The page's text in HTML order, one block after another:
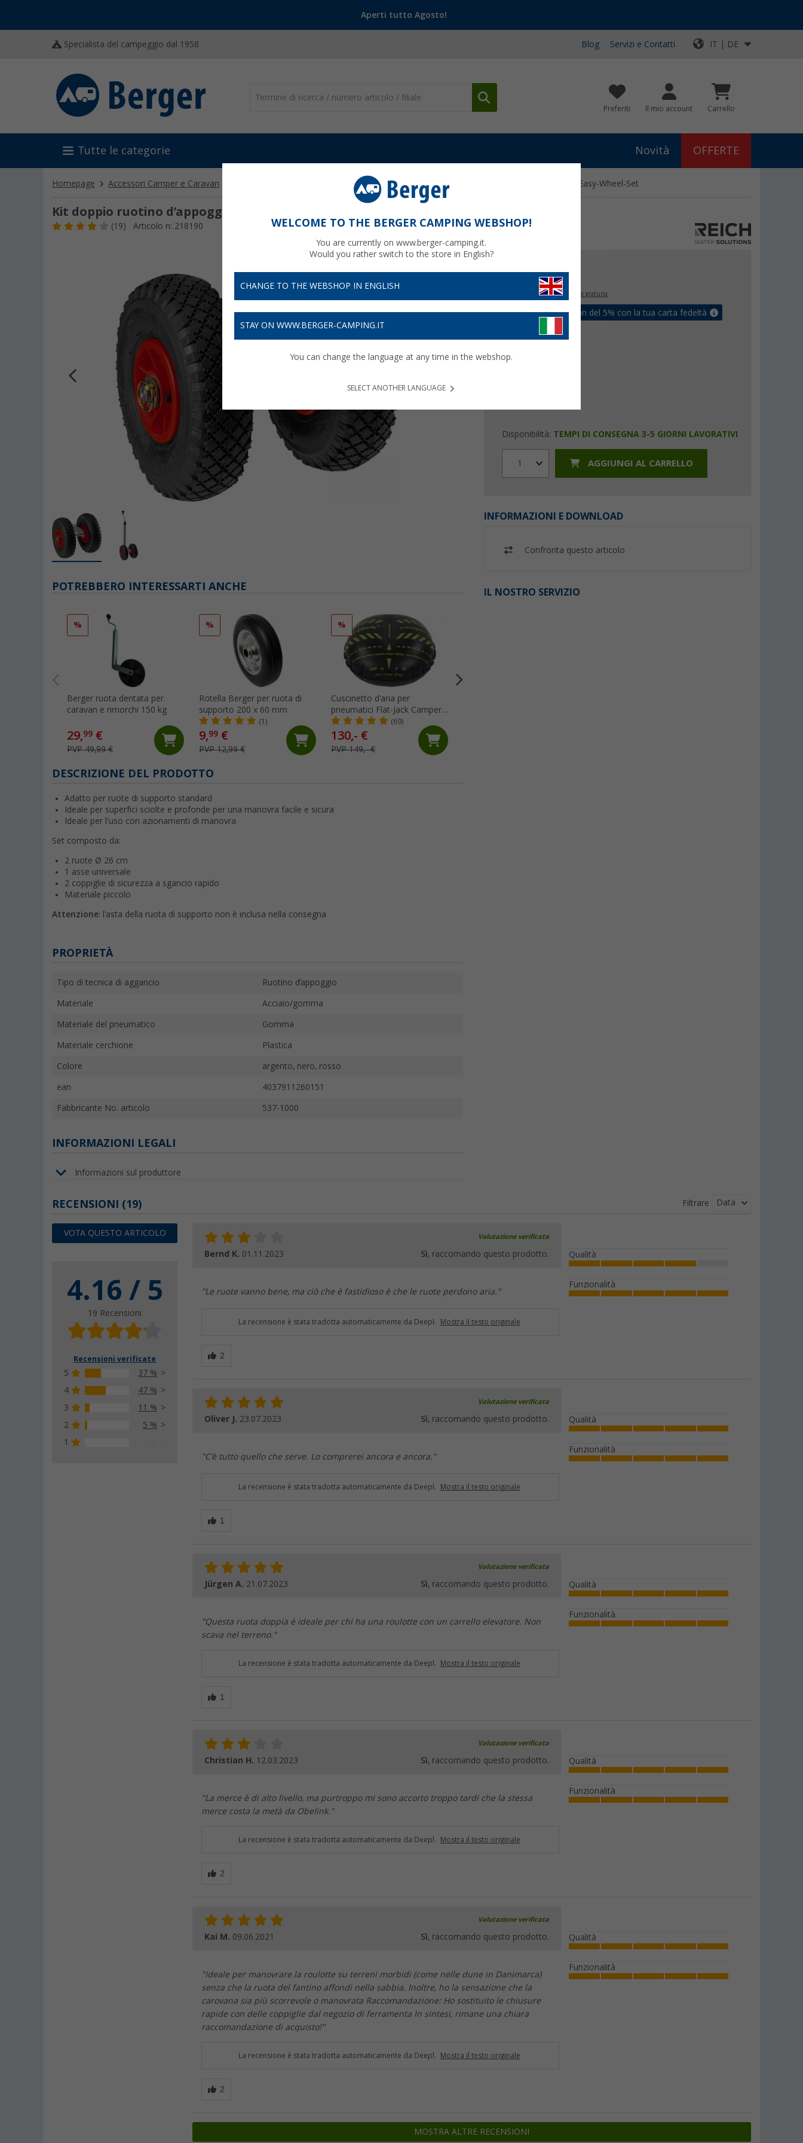
Aperti tutto Agosto!
Specialista del campeggio dal 1958 Blog Servizi e Contatti IT | DE
Preferiti Il mio account Carrello
Tutte le categorie Novità OFFERTE
Homepage Accessori Camper e Caravan Ruotini carrello Kit doppio ruotino d’appoggio Reich Easy-Wheel-Set
Kit doppio ruotino d’appoggio Reich Easy-Wheel-Set
(19) Articolo n: 218190
69, €
Prezzi IVA inclusaspedizione gratuita
Assicurati un coupon del 5% con la tua carta fedeltà
Disponibilità: TEMPI DI CONSEGNA 3-5 GIORNI LAVORATIVI
1 AGGIUNGI AL CARRELLO
INFORMAZIONI E DOWNLOAD
Confronta questo articolo
IL NOSTRO SERVIZIO
POTREBBERO INTERESSARTI ANCHE
%
Berger ruota dentata per
caravan e rimorchi 150 kg
29,99 €
PVP 49,99 €
%
Rotella Berger per ruota di
supporto 200 x 60 mm
(1)
9,99 €
PVP 12,99 €
%
Cuscinetto d'aria per
pneumatici Flat-Jack Camper
2.0 per veicoli fino a 6
tonnellate e fino a 305 mm di
larghezza del pneumatico
(69)
130,- €
PVP 149,- €
DESCRIZIONE DEL PRODOTTO
Adatto per ruote di supporto standard
Ideale per superfici sciolte e profonde per una manovra facile e sicura
Ideale per l'uso con azionamenti di manovra
Set composto da:
2 ruote Ø 26 cm
1 asse universale
2 coppiglie di sicurezza a sgancio rapido
Materiale piccolo
Attenzione: l'asta della ruota di supporto non è inclusa nella consegna
PROPRIETÀ
Tipo di tecnica di aggancio Ruotino d’appoggio
Materiale Acciaio/gomma
Materiale del pneumatico Gomma
Materiale cerchione Plastica
Colore argento, nero, rosso
ean 4037911260151
Fabbricante No. articolo 537-1000
INFORMAZIONI LEGALI
Informazioni sul produttore
RECENSIONI (19)
VOTA QUESTO ARTICOLO
4.16 / 5
19 Recensioni
Recensioni verificate
5
37 %
4
47 %
3
11 %
2
5 %
1
Filtrare Data
Valutazione verificata
Bernd K. 01.11.2023 Sì, raccomando questo prodotto.
"Le ruote vanno bene, ma ciò che è fastidioso è che le ruote perdono aria."
Qualità
Funzionalità
La recensione è stata tradotta automaticamente da Deepl. Mostra il testo originale
Valutazione verificata
Oliver J. 23.07.2023 Sì, raccomando questo prodotto.
"C'è tutto quello che serve. Lo comprerei ancora e ancora."
Qualità
Funzionalità
La recensione è stata tradotta automaticamente da Deepl. Mostra il testo originale
Valutazione verificata
Jürgen A. 21.07.2023 Sì, raccomando questo prodotto.
"Questa ruota doppia è ideale per chi ha una roulotte con un carrello elevatore. Non
scava nel terreno."
Qualità
Funzionalità
La recensione è stata tradotta automaticamente da Deepl. Mostra il testo originale
Valutazione verificata
Christian H. 12.03.2023 Sì, raccomando questo prodotto.
"La merce è di alto livello, ma purtroppo mi sono accorto troppo tardi che la stessa
merce costa la metà da Obelink."
Qualità
Funzionalità
La recensione è stata tradotta automaticamente da Deepl. Mostra il testo originale
Valutazione verificata
Kai M. 09.06.2021 Sì, raccomando questo prodotto.
"Ideale per manovrare la roulotte su terreni morbidi (come nelle dune in Danimarca)
senza che la ruota del fantino affondi nella sabbia. Inoltre, ho la sensazione che la
carovana sia più scorrevole o manovrata Raccomandazione: Ho sostituito le chiusure
rapide con delle coppiglie dal negozio di ferramenta In sintesi, rimane una chiara
raccomandazione di acquisto!"
Qualità
Funzionalità
La recensione è stata tradotta automaticamente da Deepl. Mostra il testo originale
MOSTRA ALTRE RECENSIONI
WELCOME TO THE BERGER CAMPING WEBSHOP!
You are currently on www.berger-camping.it.
Would you rather switch to the store in English?
CHANGE TO THE WEBSHOP IN ENGLISH
STAY ON WWW.BERGER-CAMPING.IT
You can change the language at any time in the webshop.
SELECT ANOTHER LANGUAGE